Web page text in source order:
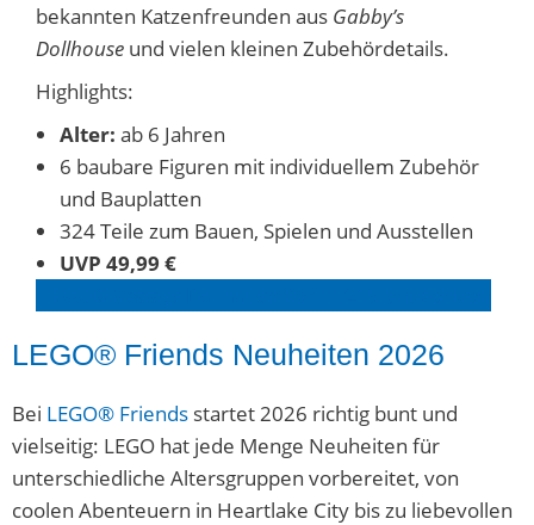
bekannten Katzenfreunden aus Gabby’s
Dollhouse und vielen kleinen Zubehördetails.
Highlights:
Alter: ab 6 Jahren
6 baubare Figuren mit individuellem Zubehör
und Bauplatten
324 Teile zum Bauen, Spielen und Ausstellen
UVP 49,99 €
LEGO® Friends Neuheiten 2026
Bei LEGO® Friends startet 2026 richtig bunt und
vielseitig: LEGO hat jede Menge Neuheiten für
unterschiedliche Altersgruppen vorbereitet, von
coolen Abenteuern in Heartlake City bis zu liebevollen